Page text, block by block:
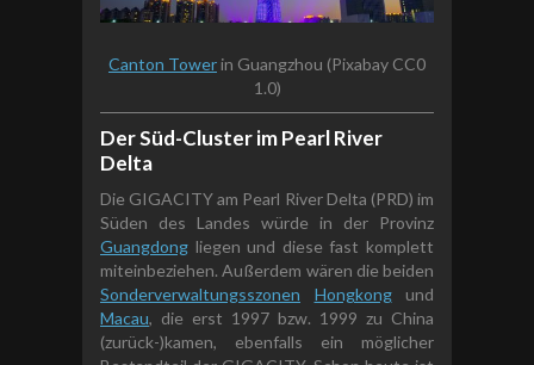
Canton Tower in Guangzhou (Pixabay CC0
1.0)
Der Süd-Cluster im Pearl River
Delta
Die GIGACITY am Pearl River Delta (PRD) im
Süden des Landes würde in der Provinz
Guangdong liegen und diese fast komplett
miteinbeziehen. Außerdem wären die beiden
Sonderverwaltungsszonen
Hongkongund
Macau, die erst 1997 bzw. 1999 zu China
(zurück-)kamen, ebenfalls ein möglicher